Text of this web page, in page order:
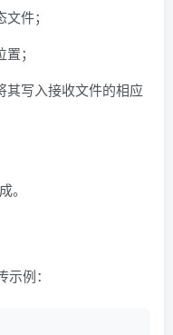
件；
；
其写入接收文件的相应
。
例：